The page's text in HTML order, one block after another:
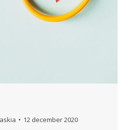
12 december 2020